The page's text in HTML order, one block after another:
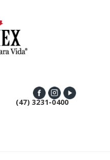
(47) 3231-0400